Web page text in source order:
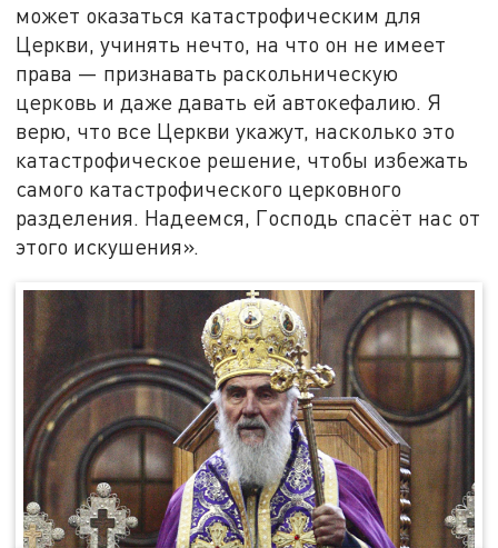
может оказаться катастрофическим для
Церкви, учинять нечто, на что он не имеет
права — признавать раскольническую
церковь и даже давать ей автокефалию. Я
верю, что все Церкви укажут, насколько это
катастрофическое решение, чтобы избежать
самого катастрофического церковного
разделения. Надеемся, Господь спасёт нас от
этого искушения».